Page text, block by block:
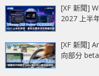
[XF 新聞]
2027 上半
[XF 新聞]
向部分